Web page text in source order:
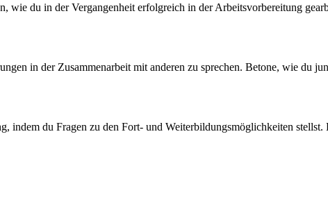
wie du in der Vergangenheit erfolgreich in der Arbeitsvorbereitung
in der Zusammenarbeit mit anderen zu sprechen. Betone, wie du
indem du Fragen zu den Fort- und Weiterbildungsmöglichkeiten